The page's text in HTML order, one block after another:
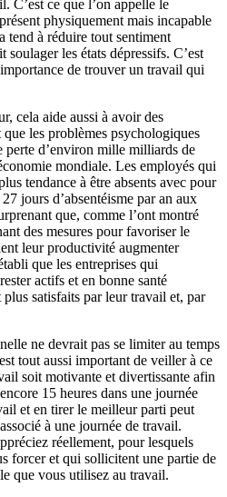
C’est ce que l’on appelle le
physiquement mais incapable
tend à réduire tout sentiment
les états dépressifs. C’est
de trouver un travail qui
cela aide aussi à avoir des
les problèmes psychologiques
perte d’environ mille milliards de
mondiale. Les employés qui
tendance à être absents avec pour
jours d’absentéisme par an aux
que, comme l’ont montré
des mesures pour favoriser le
leur productivité augmenter
que les entreprises qui
actifs et en bonne santé
satisfaits par leur travail et, par
ne devrait pas se limiter au temps
tout aussi important de veiller à ce
soit motivante et divertissante afin
15 heures dans une journée
et en tirer le meilleur parti peut
à une journée de travail.
réellement, pour lesquels
forcer et qui sollicitent une partie de
que vous utilisez au travail.